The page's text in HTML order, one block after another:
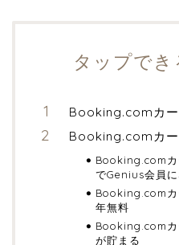
タップでき
Booking.comカー
Booking.comカー
Booking.com
でGenius会員
Booking.com
年無料
Booking.comカ
が貯まる